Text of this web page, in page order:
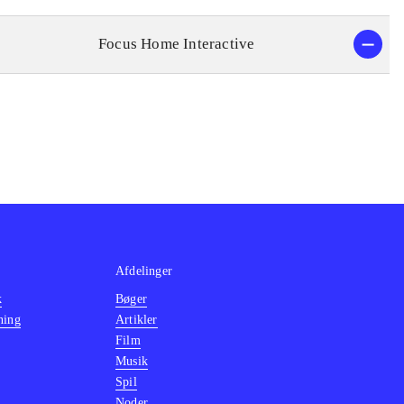
Focus Home Interactive
Afdelinger
Bøger
Artikler
Film
Musik
Spil